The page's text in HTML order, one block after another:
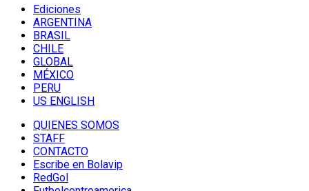
Ediciones
ARGENTINA
BRASIL
CHILE
GLOBAL
MÉXICO
PERU
US ENGLISH
QUIENES SOMOS
STAFF
CONTACTO
Escribe en Bolavip
RedGol